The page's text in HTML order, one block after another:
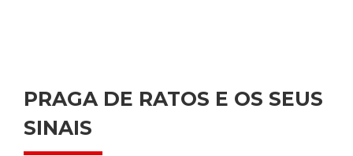
PRAGA DE RATOS E OS SEUS
SINAIS